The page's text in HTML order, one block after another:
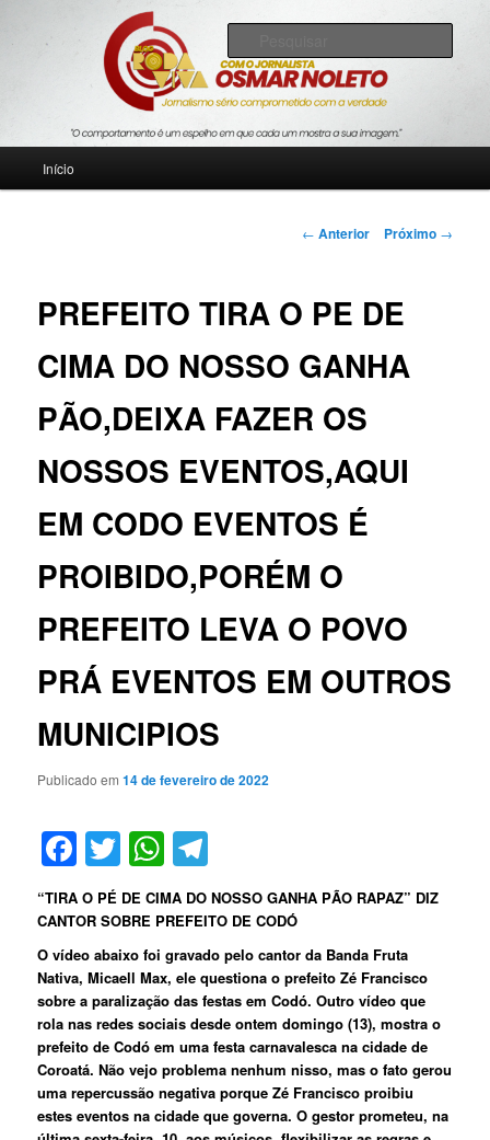
Blog Roda Viva
Jornalismo sério comprometido com a verdade
Início
Navegação
← Anterior Próximo →
PREFEITO TIRA O PE DE
CIMA DO NOSSO GANHA
PÃO,DEIXA FAZER OS
NOSSOS EVENTOS,AQUI
EM CODO EVENTOS É
PROIBIDO,PORÉM O
PREFEITO LEVA O POVO
PRÁ EVENTOS EM OUTROS
MUNICIPIOS
Publicado em14 de fevereiro de 2022
Facebook
TwitterWhatsApp
“TIRA O PÉ DE CIMA DO NOSSO GANHA PÃO RAPAZ” DIZ
CANTOR SOBRE PREFEITO DE CODÓ
O vídeo abaixo foi gravado pelo cantor da Banda Fruta
Nativa, Micaell Max, ele questiona o prefeito Zé Francisco
sobre a paralização das festas em Codó. Outro vídeo que
rola nas redes sociais desde ontem domingo (13), mostra o
prefeito de Codó em uma festa carnavalesca na cidade de
Coroatá. Não vejo problema nenhum nisso, mas o fato gerou
uma repercussão negativa porque Zé Francisco proibiu
estes eventos na cidade que governa.O gestor prometeu, na